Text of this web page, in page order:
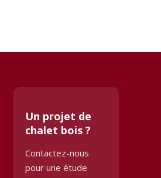
Un projet de
chalet bois ?
Contactez-nous
pour une étude